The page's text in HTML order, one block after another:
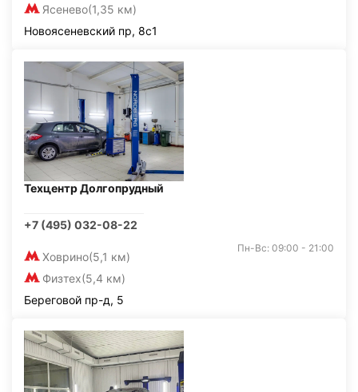
Ясенево(1,35 км)
Новоясеневский пр, 8с1
Техцентр Долгопрудный
+7 (495) 032-08-22
Ховрино(5,1 км)
Физтех(5,4 км)
Пн-Вс: 09:00 - 21:00
Береговой пр-д, 5